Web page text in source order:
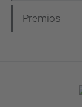
Premios